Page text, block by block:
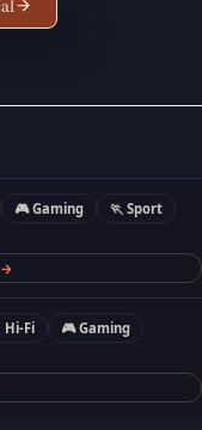
🎮 Gaming
🏃 Sport
→
Hi-Fi
🎮 Gaming